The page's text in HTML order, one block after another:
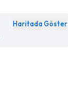
Haritada Göster